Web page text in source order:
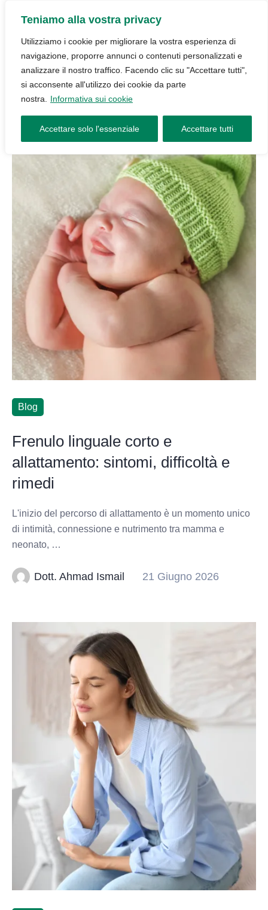
Teniamo alla vostra privacy
Utilizziamo i cookie per migliorare la vostra esperienza di
navigazione, proporre annunci o contenuti personalizzati e
analizzare il nostro traffico. Facendo clic su "Accettare tutti",
si acconsente all'utilizzo dei cookie da parte
nostra.
Informativa sui cookie
Accettare solo l'essenziale Accettare tutti
Blog
Frenulo linguale corto e
allattamento: sintomi, difficoltà e
rimedi
L'inizio del percorso di allattamento è un momento unico
di intimità, connessione e nutrimento tra mamma e
neonato, …
Dott. Ahmad Ismail 21 Giugno 2026